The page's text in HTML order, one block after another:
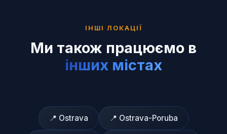
ІНШІ ЛОКАЦІЇ
Ми також працюємо в
інших містах
📍 Ostrava 📍 Ostrava-Poruba